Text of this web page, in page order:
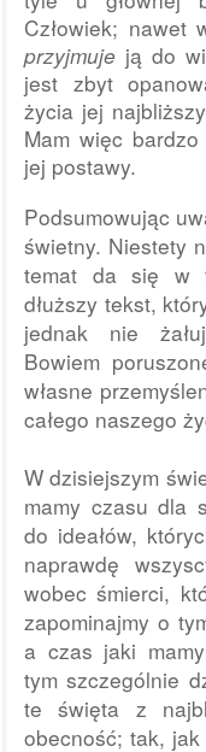
przyjmuje ją do
jest zbyt
życia jej
Mam więc
jej postawy.
Podsumowując
świetny. Niestety
temat da się w
dłuższy tekst,
jednak nie
Bowiem
własne
całego naszego
W dzisiejszym
mamy czasu dla
do ideałów,
naprawdę
wobec śmierci,
zapominajmy o
a czas jaki
tym szczególnie
te święta z
obecność; tak,